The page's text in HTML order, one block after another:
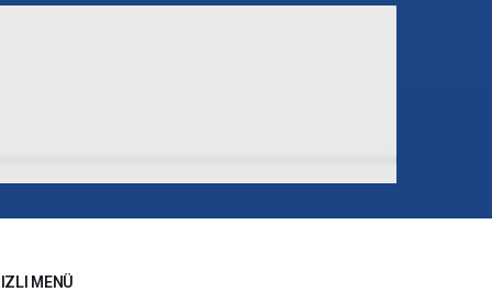
MENÜ